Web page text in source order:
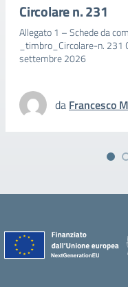
Circolare n. 231
Allegato 1 – Schede da
_timbro_Circolare-n. 231
settembre 2026
da Francesco